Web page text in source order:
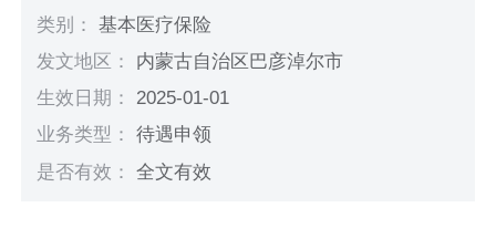
类别：基本医疗保险
发文地区： 内蒙古自治区巴彦淖尔市
生效日期： 2025-01-01
业务类型：待遇申领
是否有效：全文有效